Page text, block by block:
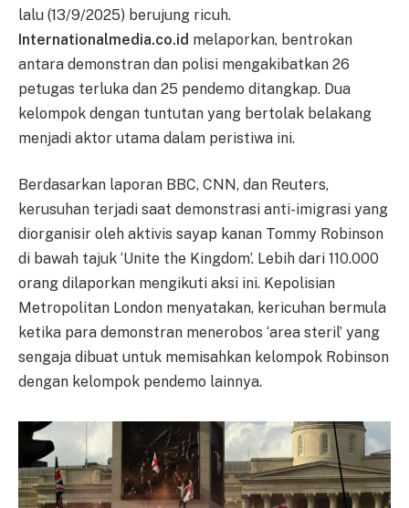
lalu (13/9/2025) berujung ricuh.
Internationalmedia.co.id melaporkan, bentrokan
antara demonstran dan polisi mengakibatkan 26
petugas terluka dan 25 pendemo ditangkap. Dua
kelompok dengan tuntutan yang bertolak belakang
menjadi aktor utama dalam peristiwa ini.
Berdasarkan laporan BBC, CNN, dan Reuters,
kerusuhan terjadi saat demonstrasi anti-imigrasi yang
diorganisir oleh aktivis sayap kanan Tommy Robinson
di bawah tajuk ‘Unite the Kingdom’. Lebih dari 110.000
orang dilaporkan mengikuti aksi ini. Kepolisian
Metropolitan London menyatakan, kericuhan bermula
ketika para demonstran menerobos ‘area steril’ yang
sengaja dibuat untuk memisahkan kelompok Robinson
dengan kelompok pendemo lainnya.